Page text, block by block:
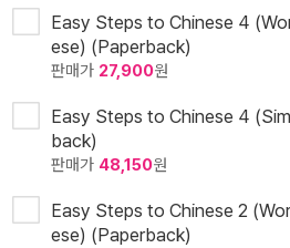
Easy Steps to Chinese 4
ese) (Paperback)
판매가 27,900원
Easy Steps to Chinese 4
back)
판매가 48,150원
Easy Steps to Chinese 2
ese) (Paperback)